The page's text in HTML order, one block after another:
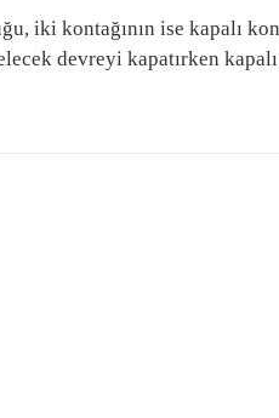
iki kontağının ise kapalı
devreyi kapatırken